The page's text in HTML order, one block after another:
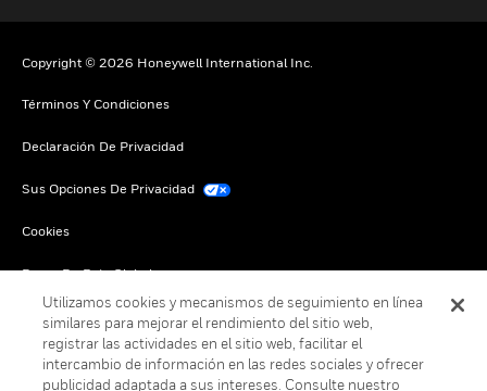
Copyright © 2026 Honeywell International Inc.
Términos Y Condiciones
Declaración De Privacidad
Sus Opciones De Privacidad
Cookies
Darse De Baja Global
Utilizamos cookies y mecanismos de seguimiento en línea
similares para mejorar el rendimiento del sitio web,
registrar las actividades en el sitio web, facilitar el
intercambio de información en las redes sociales y ofrecer
publicidad adaptada a sus intereses. Consulte nuestro